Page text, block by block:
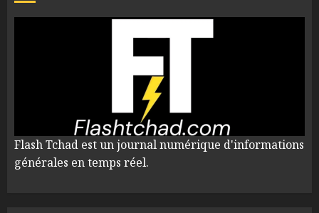
Flash Tchad est un journal numérique d'informations
générales en temps réel.